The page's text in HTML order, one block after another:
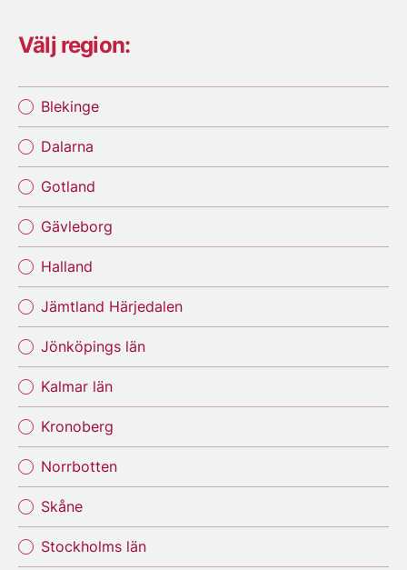
Välj region:
Blekinge
Dalarna
Gotland
Gävleborg
Halland
Jämtland Härjedalen
Jönköpings län
Kalmar län
Kronoberg
Norrbotten
Skåne
Stockholms län